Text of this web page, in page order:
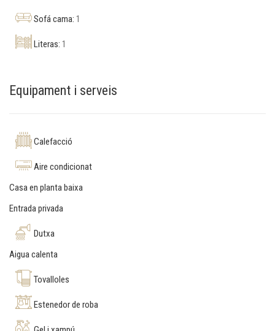
Sofá cama: 1
Literas: 1
Equipament i serveis
Calefacció
Aire condicionat
Casa en planta baixa
Entrada privada
Dutxa
Aigua calenta
Tovalloles
Estenedor de roba